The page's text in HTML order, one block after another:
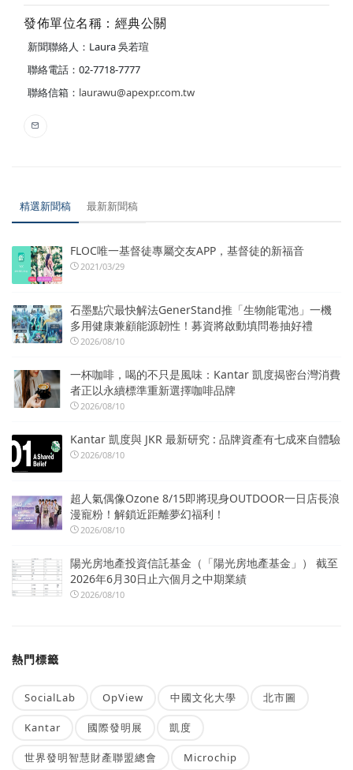
發佈單位名稱：經典公關
新聞聯絡人：Laura 吳若瑄
聯絡電話：02-7718-7777
聯絡信箱： laurawu@apexpr.com.tw
精選新聞稿 最新新聞稿
FLOC唯一基督徒專屬交友APP，基督徒的新福音
2021/03/29
石墨點穴最快解法GenerStand推「生物能電池」一機
多用健康兼顧能源韌性！募資將啟動填問卷抽好禮
2026/08/10
一杯咖啡，喝的不只是風味：Kantar 凱度揭密台灣消費
者正以永續標準重新選擇咖啡品牌
2026/08/10
Kantar 凱度與 JKR 最新研究 : 品牌資產有七成來自體驗
2026/08/10
超人氣偶像Ozone 8/15即將現身OUTDOOR一日店長浪
漫寵粉！解鎖近距離夢幻福利！
2026/08/10
陽光房地產投資信託基金（「陽光房地產基金」） 截至
2026年6月30日止六個月之中期業績
2026/08/10
熱門標籤
SocialLab OpView 中國文化大學 北市圖
Kantar 國際發明展 凱度
世界發明智慧財產聯盟總會 Microchip